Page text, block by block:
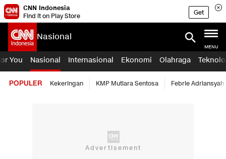
CNN Indonesia
Find it on Play Store
Get
Nasional
MENU
You Nasional Internasional Ekonomi Olahraga
POPULER Kekeringan KMP Mutiara Sentosa Febrie Adriansyah